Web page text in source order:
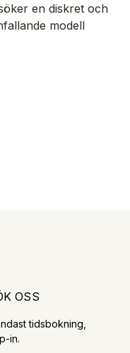
en diskret och
modell
OSS
tidsbokning,
in.